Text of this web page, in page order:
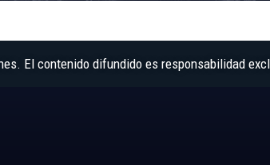
El contenido difundido es responsabilidad